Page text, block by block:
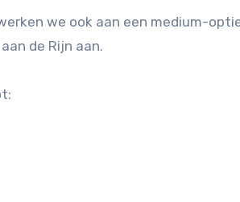
we ook aan een medium-
de Rijn aan.